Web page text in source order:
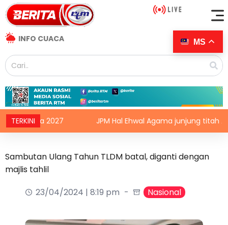
INFO CUACA
TERKINI
2027 JPM Hal Ehwal Agama junjung titah Agong
Sambutan Ulang Tahun TLDM batal, diganti dengan
majlis tahlil
23/04/2024 | 8:19 pm
Nasional
MS